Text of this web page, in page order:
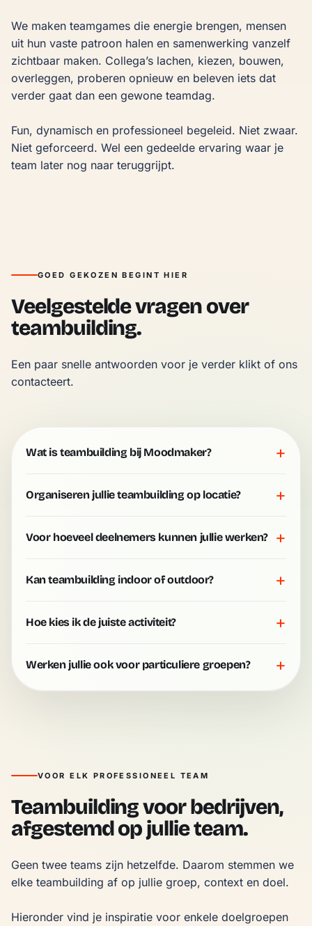
We maken teamgames die energie brengen, mensen
uit hun vaste patroon halen en samenwerking vanzelf
zichtbaar maken. Collega’s lachen, kiezen, bouwen,
overleggen, proberen opnieuw en beleven iets dat
verder gaat dan een gewone teamdag.
Fun, dynamisch en professioneel begeleid. Niet zwaar.
Niet geforceerd. Wel een gedeelde ervaring waar je
team later nog naar teruggrijpt.
GOED GEKOZEN BEGINT HIER
Veelgestelde vragen over
teambuilding.
Een paar snelle antwoorden voor je verder klikt of ons
contacteert.
Wat is teambuilding bij Moodmaker? +
Organiseren jullie teambuilding op locatie? +
Voor hoeveel deelnemers kunnen jullie werken? +
Kan teambuilding indoor of outdoor? +
Hoe kies ik de juiste activiteit? +
Werken jullie ook voor particuliere groepen? +
VOOR ELK PROFESSIONEEL TEAM
Teambuilding voor bedrijven,
afgestemd op jullie team.
Geen twee teams zijn hetzelfde. Daarom stemmen we
elke teambuilding af op jullie groep, context en doel.
Hieronder vind je inspiratie voor enkele doelgroepen